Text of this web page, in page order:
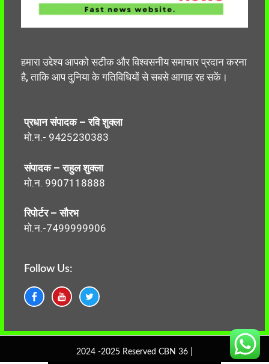
हमारा उद्देश्य आपको सटीक और विश्वसनीय समाचार प्रदान करना
है, ताकि आप दुनिया के गतिविधियों से सबसे आगाह रह सकें।
प्रधान संपादक – रवि शुक्ला
मो.न.- 9425230383
संपादक – राहुल शुक्ला
मो.न. 9907118888
रिपोर्टर – सौरभ
मो.न.-7499999906
Follow Us:
2024 -2025 Reserved CBN 36 |